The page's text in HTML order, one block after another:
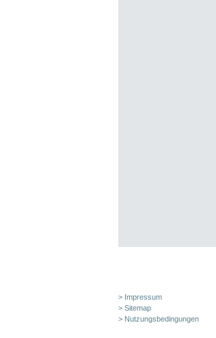
> Impressum
> Sitemap
> Nutzungsbedingungen